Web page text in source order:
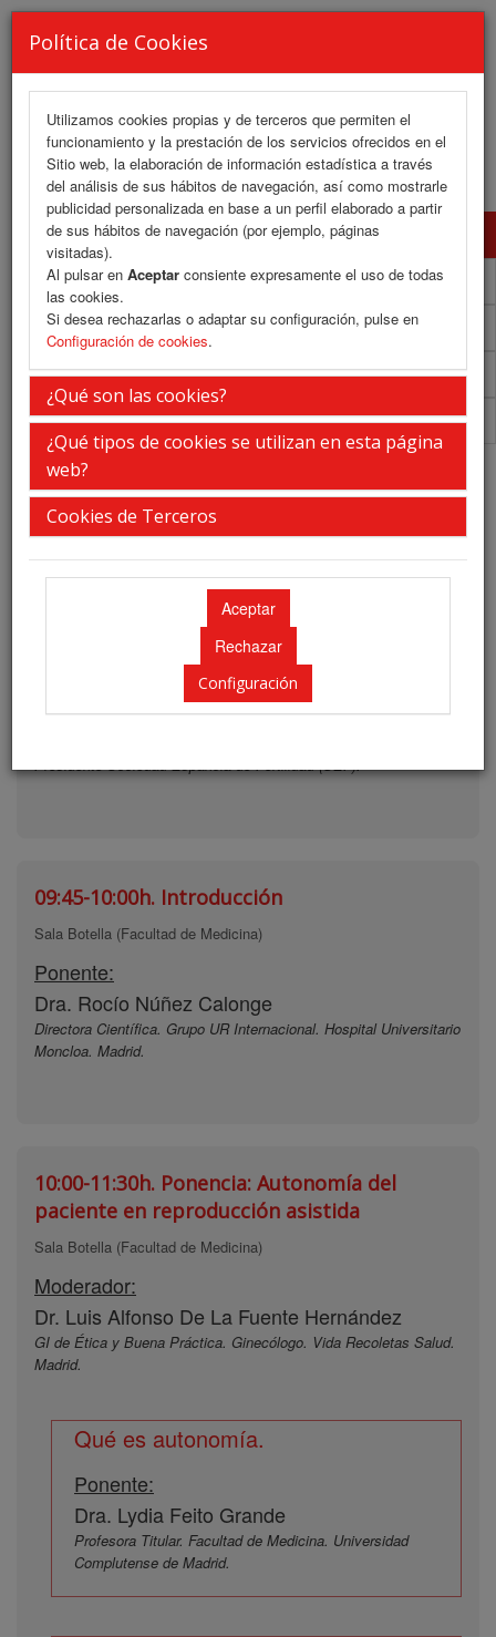
Política de Cookies
Utilizamos cookies propias y de terceros que permiten el
funcionamiento y la prestación de los servicios ofrecidos en el
Sitio web, la elaboración de información estadística a través
del análisis de sus hábitos de navegación, así como mostrarle
publicidad personalizada en base a un perfil elaborado a partir
de sus hábitos de navegación (por ejemplo, páginas
visitadas).
Al pulsar en Aceptar consiente expresamente el uso de todas
las cookies.
Si desea rechazarlas o adaptar su configuración, pulse en
Configuración de cookies.
¿Qué son las cookies?
¿Qué tipos de cookies se utilizan en esta página
web?
Cookies de Terceros
Configuración
MENU
Programa Científico
Programa Científico (PDF)
Cronograma Programa Científico
Plantilla
Acreditaciones
Programa Científico
Inauguración
Sala Botella (Facultad de Medicina)
Ponente:
Presidente Sociedad Española de Fertilidad (SEF).
09:45-10:00h. Introducción
Sala Botella (Facultad de Medicina)
Ponente:
Dra. Rocío Núñez Calonge
Directora Científica. Grupo UR Internacional. Hospital Universitario
Moncloa. Madrid.
10:00-11:30h. Ponencia: Autonomía del
paciente en reproducción asistida
Sala Botella (Facultad de Medicina)
Moderador:
Dr. Luis Alfonso De La Fuente Hernández
GI de Ética y Buena Práctica. Ginecólogo. Vida Recoletas Salud.
Madrid.
Qué es autonomía.
Ponente:
Dra. Lydia Feito Grande
Profesora Titular. Facultad de Medicina. Universidad
Complutense de Madrid.